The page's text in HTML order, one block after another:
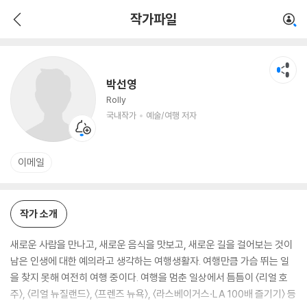
작가파일
박선영
Rolly
국내작가
예술/여행 저자
예술/여행 저자
이메일
작가 소개
새로운 사람을 만나고, 새로운 음식을 맛보고, 새로운 길을 걸어보는 것이
남은 인생에 대한 예의라고 생각하는 여행생활자. 여행만큼 가슴 뛰는 일
을 찾지 못해 여전히 여행 중이다. 여행을 멈춘 일상에서 틈틈이 〈리얼 호
주〉, 〈리얼 뉴질랜드〉, 〈프렌즈 뉴욕〉, 〈라스베이거스·LA 100배 즐기기〉 등